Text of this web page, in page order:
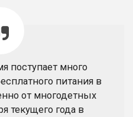
поступает много
питания в
от многодетных
текущего года в